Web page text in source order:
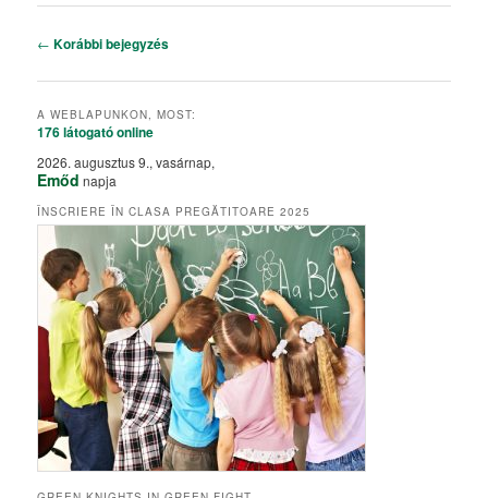
Bejegyzés navigáció
← Korábbi bejegyzés
A WEBLAPUNKON, MOST:
176 látogatóonline
2026. augusztus 9., vasárnap,
Emőd napja
ÎNSCRIERE ÎN CLASA PREGĂTITOARE 2025